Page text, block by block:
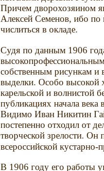
Причем дворохозяином
Алексей Семенов, ибо по
числиться в окладе.
Судя по данным 1906
собственным рисункам и
выделки. Особо высокой
карельской и волнистой
публикациях начала
Видимо Иван Никитин
постепенно отходил от
творческой зрелости. Он
всероссийской
В 1906 году его работы